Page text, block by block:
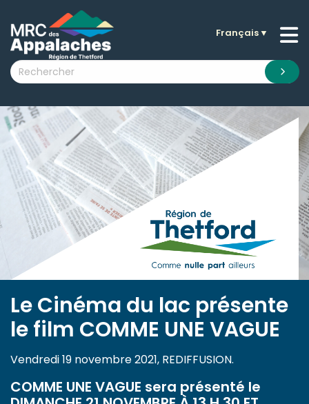
submenu (La MRC )
submenu (Citoyens )
submenu (Visiteurs )
submenu (Nouvelles )
submenu (Documentation )
Français▼
Le Cinéma du lac présente
le film COMME UNE VAGUE
Vendredi 19 novembre 2021, REDIFFUSION.
COMME UNE VAGUE sera présenté le